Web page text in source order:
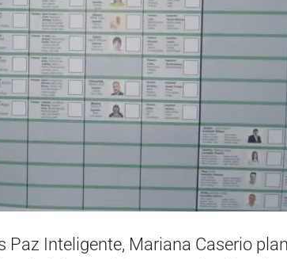
Paz Inteligente, Mariana Caserio